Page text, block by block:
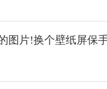
图片!换个壁纸屏保